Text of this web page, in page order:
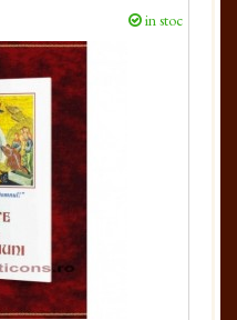
in stoc